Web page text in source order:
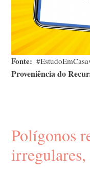
Fonte
Proveniência do
Polígonos